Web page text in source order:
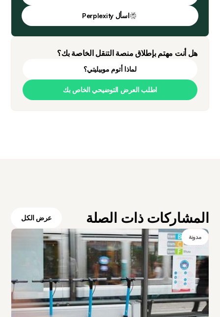
اسأل Perplexity
هل أنت مهتم بإطلاق منصة التنقل الخاصة بك؟
لماذا أتوم موبيليتي؟
اطلب العرض التوضيحي الخاص بك
المشاركات ذات الصلة عرض الكل
مدونة